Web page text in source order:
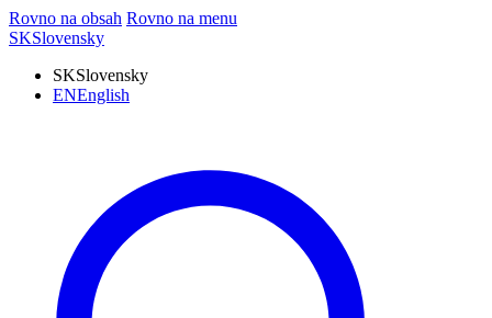
Rovno na obsah Rovno na menu
SKSlovensky
SKSlovensky
ENEnglish